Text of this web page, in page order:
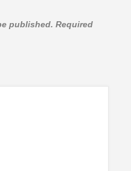
published. Required